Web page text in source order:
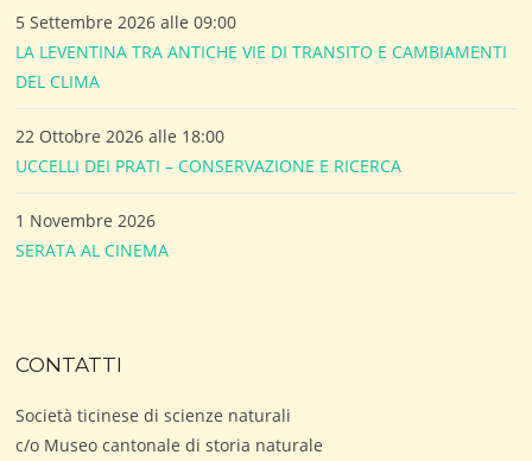
5 Settembre 2026 alle 09:00
LA LEVENTINA TRA ANTICHE VIE DI TRANSITO E CAMBIAMENTI
DEL CLIMA
22 Ottobre 2026 alle 18:00
UCCELLI DEI PRATI – CONSERVAZIONE E RICERCA
1 Novembre 2026
SERATA AL CINEMA
CONTATTI
Società ticinese di scienze naturali
c/o Museo cantonale di storia naturale